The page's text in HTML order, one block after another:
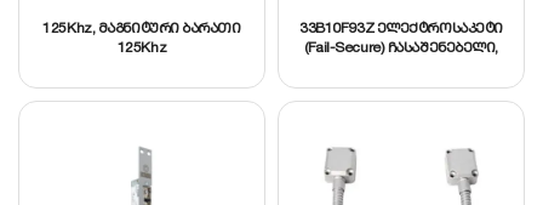
125Khz, მაგნიტური ბარათი
125Khz
33B10F93Z ელექტროსაკეტი
(Fail-Secure) ჩასაშენებელი,
მდგომარეობის
მეხსიერების და ჩამკეტის
კვება 9-14V AC/DC,
მწარმოებელი O&C